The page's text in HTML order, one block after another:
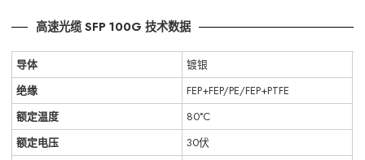
高速光缆 SFP 100G 技术数据
导体
镀银
绝缘
FEP+FEP/PE/FEP+PTFE
额定温度
80°C
额定电压
30伏